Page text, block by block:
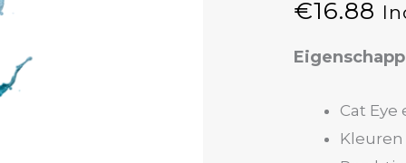
€16.88
Cat Eye